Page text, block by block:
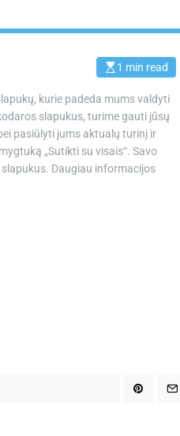
E
t
i
m
a
t
e
r
1 min read
kurie padeda mums valdyti
slapukus, turime gauti jūsų
pasiūlyti jums aktualų turinį ir
„Sutikti su visais“. Savo
Daugiau informacijos